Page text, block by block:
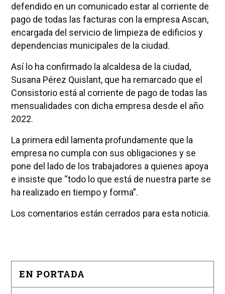
defendido en un comunicado estar al corriente de
pago de todas las facturas con la empresa Ascan,
encargada del servicio de limpieza de edificios y
dependencias municipales de la ciudad.
Así lo ha confirmado la alcaldesa de la ciudad,
Susana Pérez Quislant, que ha remarcado que el
Consistorio está al corriente de pago de todas las
mensualidades con dicha empresa desde el año
2022.
La primera edil lamenta profundamente que la
empresa no cumpla con sus obligaciones y se
pone del lado de los trabajadores a quienes apoya
e insiste que “todo lo que está de nuestra parte se
ha realizado en tiempo y forma”.
Los comentarios están cerrados para esta noticia.
EN PORTADA